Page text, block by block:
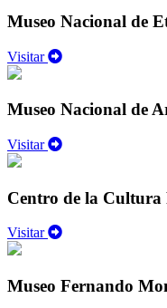
Museo Nacional de
Visitar
Museo Nacional de
Visitar
Centro de la
Visitar
Museo Fernando